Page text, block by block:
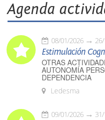
Agenda
08/01/2026
Estimulación
OTRAS
AUTONOMÍA
DEPENDENCIA
Ledesma
09/01/2026